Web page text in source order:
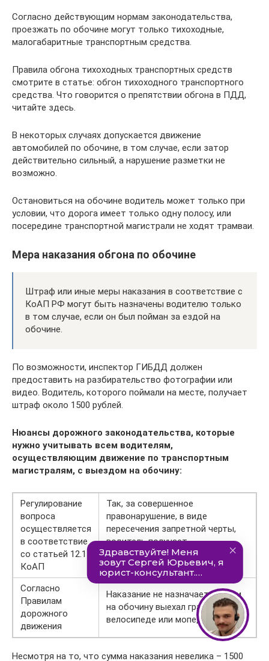
Согласно действующим нормам законодательства,
проезжать по обочине могут только тихоходные,
малогабаритные транспортным средства.
Правила обгона тихоходных транспортных средств
смотрите в статье: обгон тихоходного транспортного
средства. Что говорится о препятствии обгона в ПДД,
читайте здесь.
В некоторых случаях допускается движение
автомобилей по обочине, в том случае, если затор
действительно сильный, а нарушение разметки не
возможно.
Остановиться на обочине водитель может только при
условии, что дорога имеет только одну полосу, или
посередине транспортной магистрали не ходят трамваи.
Мера наказания обгона по обочине
Штраф или иные меры наказания в соответствие с
КоАП РФ могут быть назначены водителю только
в том случае, если он был пойман за ездой на
обочине.
По возможности, инспектор ГИБДД должен
предоставить на разбирательство фотографии или
видео. Водитель, которого поймали на месте, получает
штраф около 1500 рублей.
Нюансы дорожного законодательства, которые
нужно учитывать всем водителям,
осуществляющим движение по транспортным
магистралям, с выездом на обочину:
Регулирование
вопроса
осуществляется
в соответствие
со статьей 12.15
КоАП
Так, за совершенное
правонарушение, в виде
пересечения запретной черты,
водитель получает
административный штраф в
размере до 1500 рублей
Согласно
Правилам
дорожного
движения
Наказание не назначается, если
на обочину выехал гражданин на
велосипеде или мопеде
Несмотря на то, что сумма наказания невелика – 1500